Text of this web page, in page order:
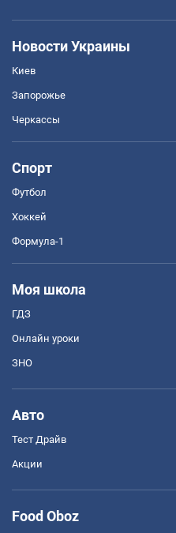
Новости Украины
Киев
Запорожье
Черкассы
Спорт
Футбол
Хоккей
Формула-1
Моя школа
ГДЗ
Онлайн уроки
ЗНО
Авто
Тест Драйв
Акции
Food Oboz